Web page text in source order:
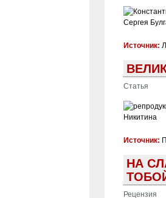
Источник:
Статья
Источник:
НА
Рецензия